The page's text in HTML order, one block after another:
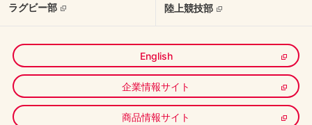
English
企業情報サイト
商品情報サイト
ラグビー部 陸上競技部